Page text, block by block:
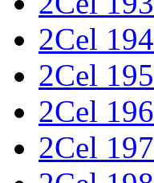
2Cel 194
2Cel 195
2Cel 196
2Cel 197